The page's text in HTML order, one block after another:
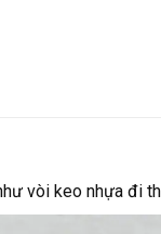
vòi keo nhựa đi